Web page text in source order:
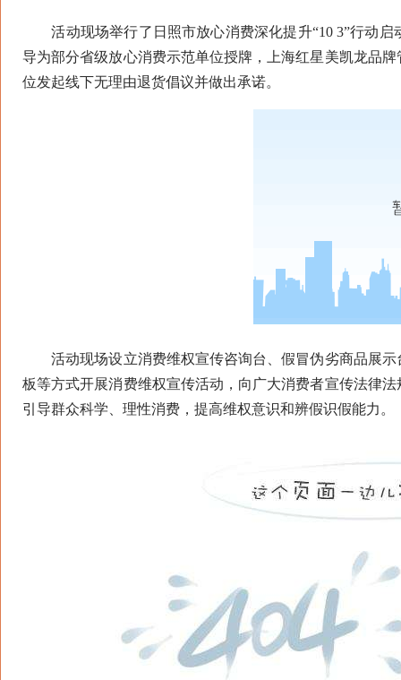
活动现场举行了日照市放心消费深化提升“10 3”行动启
导为部分省级放心消费示范单位授牌，上海红星美凯龙品
位发起线下无理由退货倡议并做出承诺。
活动现场设立消费维权宣传咨询台、假冒伪劣商品展示
板等方式开展消费维权宣传活动，向广大消费者宣传法律
引导群众科学、理性消费，提高维权意识和辨假识假能力。